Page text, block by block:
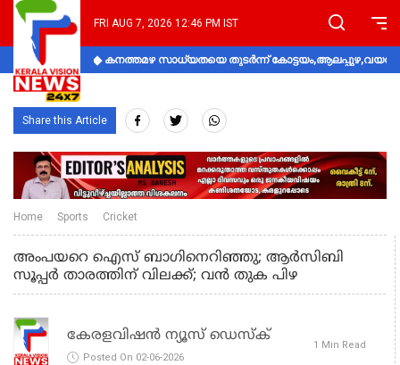
FRI AUG 7, 2026 12:46 PM IST
കനത്തമഴ സാധ്യതയെ തുടർന്ന്
Share this Article
Home Sports Cricket
അംപയറെ ഐസ് ബാഗിനെറിഞ്ഞു; ആര്‍സിബി
സൂപ്പര്‍ താരത്തിന് വിലക്ക്; വന്‍ തുക പിഴ
കേരളവിഷൻ ന്യൂസ് ഡെസ്‌ക്
Posted On 02-06-2026
1 Min Read